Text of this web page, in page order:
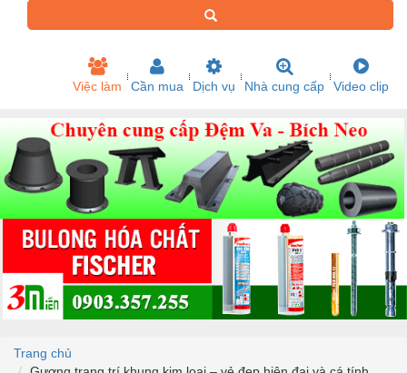
Việc làm Cần mua Dịch vụ Nhà cung cấp Video clip
Trang chủ